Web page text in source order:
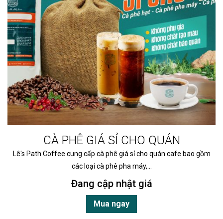
CÀ PHÊ GIÁ SỈ CHO QUÁN
Lê's Path Coffee cung cấp cà phê giá sỉ cho quán cafe bao gồm
các loại cà phê pha máy,…
Đang cập nhật giá
Mua ngay